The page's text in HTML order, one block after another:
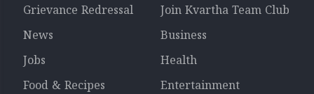
Grievance Redressal
Join Kvartha Team Club
News
Business
Jobs
Health
Food & Recipes
Entertainment